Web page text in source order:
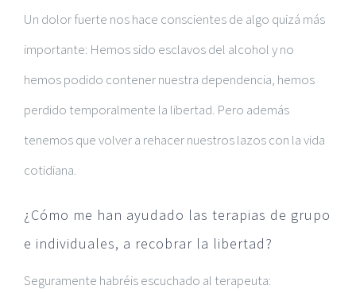
Un dolor fuerte nos hace conscientes de algo quizá más
importante: Hemos sido esclavos del alcohol y no
hemos podido contener nuestra dependencia, hemos
perdido temporalmente la libertad. Pero además
tenemos que volver a rehacer nuestros lazos con la vida
cotidiana.
¿Cómo me han ayudado las terapias de grupo
e individuales, a recobrar la libertad?
Seguramente habréis escuchado al terapeuta: